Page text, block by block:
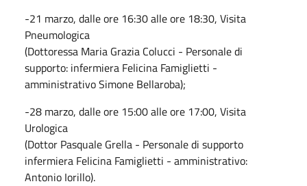
-21 marzo, dalle ore 16:30 alle ore 18:30, Visita
Pneumologica
(Dottoressa Maria Grazia Colucci - Personale di
supporto: infermiera Felicina Famiglietti -
amministrativo Simone Bellaroba);
-28 marzo, dalle ore 15:00 alle ore 17:00, Visita
Urologica
(Dottor Pasquale Grella - Personale di supporto
infermiera Felicina Famiglietti - amministrativo:
Antonio Iorillo).